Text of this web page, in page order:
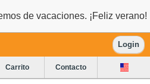
de vacaciones. ¡Feliz verano!
Login
Carrito Contacto